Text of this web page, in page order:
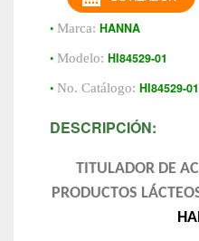
• Marca: HANNA
• Modelo: HI84529-01
• No. Catálogo: HI84529-01
DESCRIPCIÓN:
TITULADOR DE
PRODUCTOS